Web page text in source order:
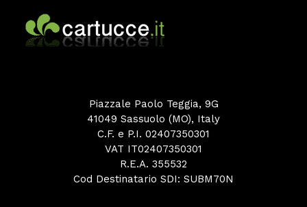
Piazzale Paolo Teggia, 9G
41049 Sassuolo (MO), Italy
C.F. e P.I. 02407350301
VAT IT02407350301
R.E.A. 355532
Cod Destinatario SDI: SUBM70N